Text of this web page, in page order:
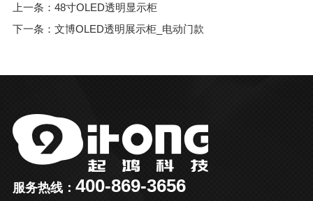
上一条：48寸OLED透明显示柜
下一条：文博OLED透明展示柜_电动门款
服务热线： 400-869-3656